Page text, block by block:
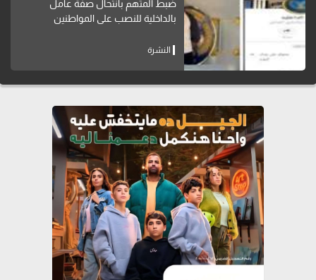
ضبط المتهم بانتحال صفة عامل
بالداخلية للنصب على المواطنين
النشرة